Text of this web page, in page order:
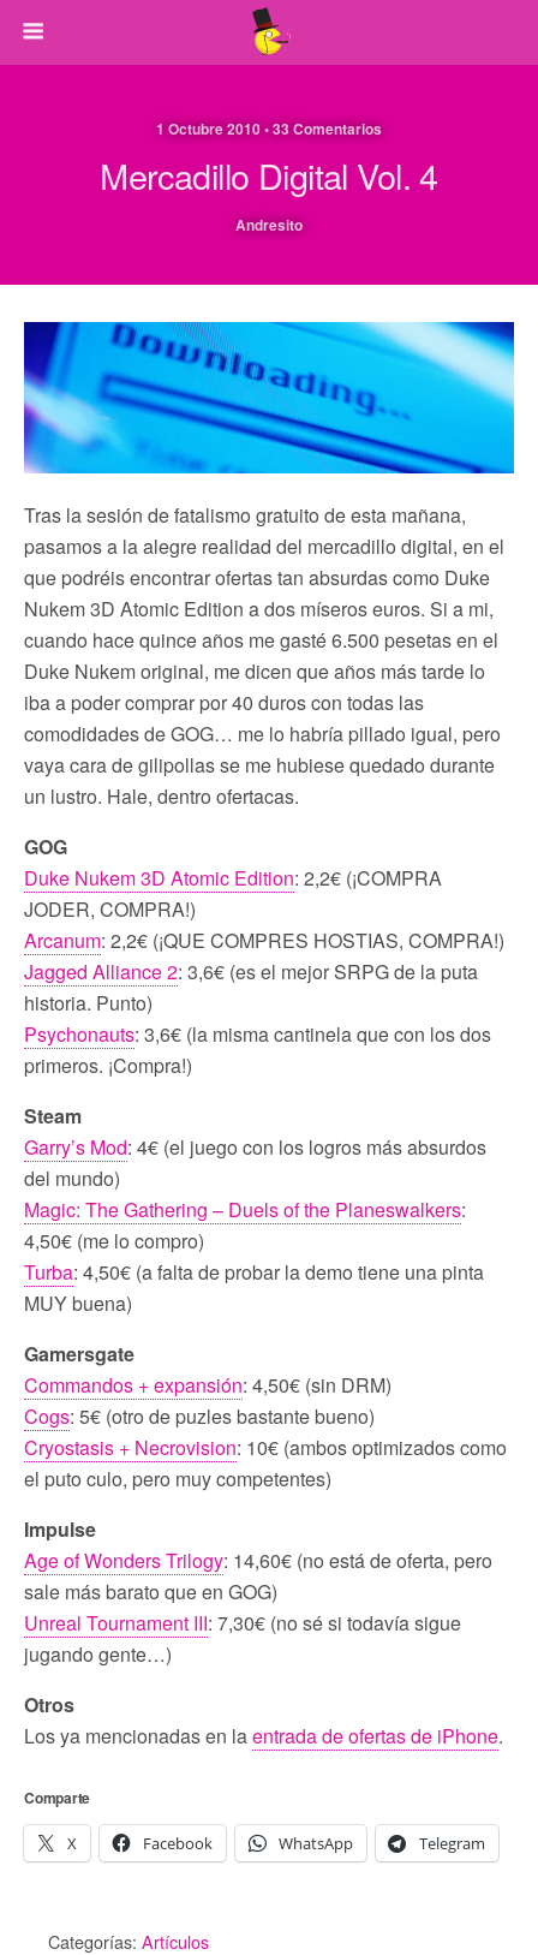
1 Octubre 2010 • 33 Comentarios
Mercadillo Digital Vol. 4
Andresito
Tras la sesión de fatalismo gratuito de esta mañana,
pasamos a la alegre realidad del mercadillo digital, en el
que podréis encontrar ofertas tan absurdas como Duke
Nukem 3D Atomic Edition a dos míseros euros. Si a mi,
cuando hace quince años me gasté 6.500 pesetas en el
Duke Nukem original, me dicen que años más tarde lo
iba a poder comprar por 40 duros con todas las
comodidades de GOG… me lo habría pillado igual, pero
vaya cara de gilipollas se me hubiese quedado durante
un lustro. Hale, dentro ofertacas.
GOG
Duke Nukem 3D Atomic Edition: 2,2€ (¡COMPRA
JODER, COMPRA!)
Arcanum: 2,2€ (¡QUE COMPRES HOSTIAS, COMPRA!)
Jagged Alliance 2: 3,6€ (es el mejor SRPG de la puta
historia. Punto)
Psychonauts: 3,6€ (la misma cantinela que con los dos
primeros. ¡Compra!)
Steam
Garry’s Mod: 4€ (el juego con los logros más absurdos
del mundo)
Magic: The Gathering – Duels of the Planeswalkers:
4,50€ (me lo compro)
Turba: 4,50€ (a falta de probar la demo tiene una pinta
MUY buena)
Gamersgate
Commandos + expansión: 4,50€ (sin DRM)
Cogs: 5€ (otro de puzles bastante bueno)
Cryostasis + Necrovision: 10€ (ambos optimizados como
el puto culo, pero muy competentes)
Impulse
Age of Wonders Trilogy: 14,60€ (no está de oferta, pero
sale más barato que en GOG)
Unreal Tournament III: 7,30€ (no sé si todavía sigue
jugando gente…)
Otros
Los ya mencionadas en laentrada de ofertas de iPhone.
Comparte
X Facebook WhatsApp Telegram
Categorías: Artículos